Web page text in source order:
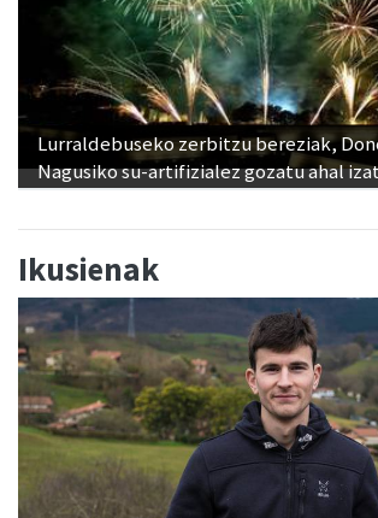
Lurraldebuseko zerbitzu bereziak,
Nagusiko su-artifizialez gozatu ahal
Ikusienak